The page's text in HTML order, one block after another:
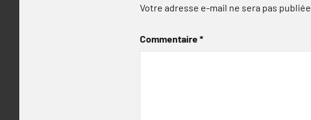
Votre adresse e-mail ne sera pas publiée.
Commentaire*